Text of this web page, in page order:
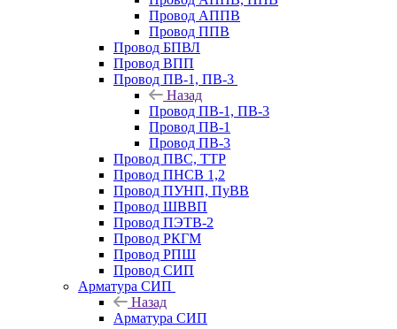
Провод АППВ
Провод ППВ
Провод БПВЛ
Провод ВПП
Провод ПВ-1, ПВ-3
Назад
Провод ПВ-1, ПВ-3
Провод ПВ-1
Провод ПВ-3
Провод ПВС, ТТР
Провод ПНСВ 1,2
Провод ПУНП, ПуВВ
Провод ШВВП
Провод ПЭТВ-2
Провод РКГМ
Провод РПШ
Провод СИП
Арматура СИП
Назад
Арматура СИП